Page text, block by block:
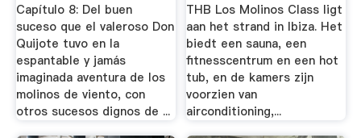
Capítulo 8: Del buen
suceso que el valeroso Don
Quijote tuvo en la
espantable y jamás
imaginada aventura de los
molinos de viento, con
otros sucesos dignos de ...
THB Los Molinos Class ligt
aan het strand in Ibiza. Het
biedt een sauna, een
fitnesscentrum en een hot
tub, en de kamers zijn
voorzien van
airconditioning,...